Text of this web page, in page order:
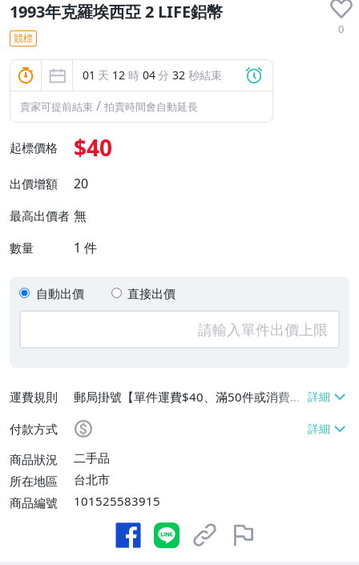
1993年克羅埃西亞 2 LIFE鋁幣
0
競標
01 天 12 時 04分 32 秒結束
賣家可提前結束 / 拍賣時間會自動延長
起標價格 $40
出價增額 20
最高出價者 無
數量 1 件
自動出價 直接出價
運費規則
郵局掛號【單件運費$40、滿50件或消費滿
$5000免運費】
付款方式
商品狀況
二手品
所在地區
台北市
商品編號
101525583915